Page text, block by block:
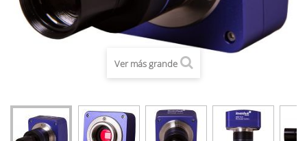
Ver más grande